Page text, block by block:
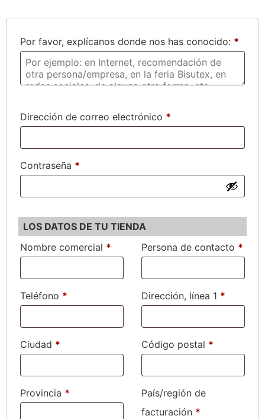
Por favor, explícanos donde nos has conocido: *
Dirección de correo electrónico *
Contraseña *
LOS DATOS DE TU TIENDA
Nombre comercial * Persona de contacto *
Teléfono * Dirección, línea 1 *
Ciudad * Código postal *
Provincia *
País/región de
facturación *